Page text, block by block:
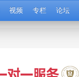
视频 专栏 论坛